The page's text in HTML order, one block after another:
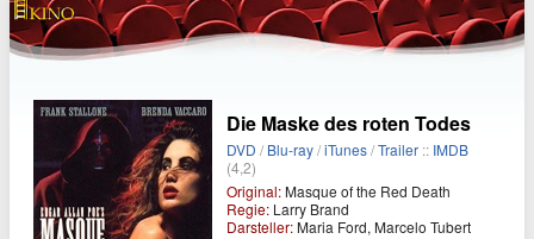
Die Maske des roten Todes
DVD /Blu-ray/iTunes/Trailer :: IMDB
(4,2)
Original:Masque of the Red Death
Regie: Larry Brand
Darsteller:Maria Ford, Marcelo Tubert